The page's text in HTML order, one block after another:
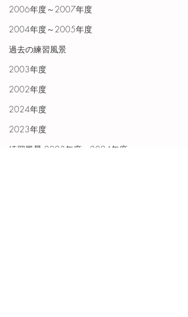
2006年度～2007年度
2004年度～2005年度
過去の練習風景
2003年度
2002年度
2024年度
2023年度
練習風景 2023年度・2024年度